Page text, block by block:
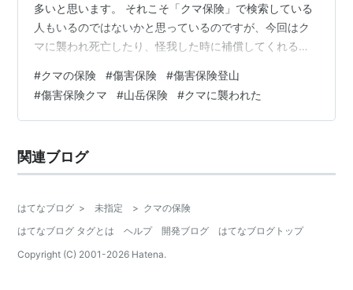
多いと思います。 それこそ「クマ保険」で検索している
人もいるのではないかと思っているのですが、今回はク
マに襲われ死亡したり、怪我した時に補償してくれる保
保険金は支払われるのか！？について 山岳保険はクマに
襲われた場合補償されるのか！？について 生命保険はク
マに襲われた場合補償されるのか！？について クマに襲
熊に襲われてケガすると治療費はどれくらいかかるの
か？ まとめ クマに襲われた場合保険金は…
#クマの保険 #傷害保険 #傷害保険登山
#傷害保険クマ #山岳保険 #クマに襲われた
関連ブログ
はてなブログ > 未指定 > クマの保険
はてなブログ タグとは
ヘルプ 開発ブログ
はてなブログトップ
Copyright (C) 2001-2026 Hatena.